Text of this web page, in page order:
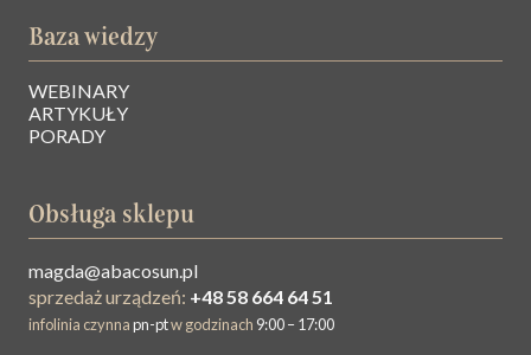
Baza wiedzy
WEBINARY
ARTYKUŁY
PORADY
Obsługa sklepu
magda@abacosun.pl
sprzedaż urządzeń: +48 58 664 64 51
infolinia czynnapn-ptw godzinach 9:00 – 17:00